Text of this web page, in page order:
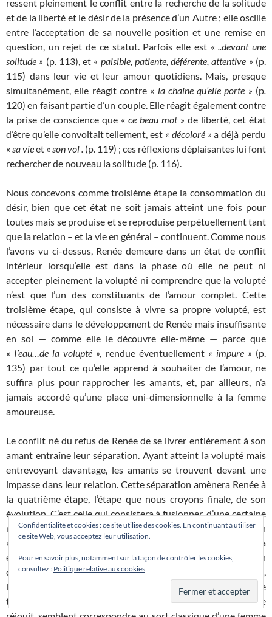
ressent pleinement le conflit entre la recherche de la solitude
et de la liberté et le désir de la présence d’un Autre ; elle oscille
entre l’acceptation de sa nouvelle position et une remise en
question, un rejet de ce statut. Parfois elle est «..devantune
solitude » (p. 113), et « paisible, patiente, déférente, attentive » (p.
115) dans leur vie et leur amour quotidiens. Mais, presque
simultanément, elle réagit contre « la chaine qu’elle porte » (p.
120) en faisant partie d’un couple. Elle réagit également contre
la prise de conscience que « ce beau mot » de liberté, cet état
d’être qu’elle convoitait tellement, est « décoloré »a déjà perdu
« sa vieet « son vol . (p. 119) ; ces réflexions déplaisantes lui font
rechercher de nouveau la solitude (p. 116).
Nous concevons comme troisième étape la consommation du
désir, bien que cet état ne soit jamais atteint une fois pour
toutes mais se produise et se reproduise perpétuellement tant
que la relation – et la vie en général – continuent. Comme nous
l’avons vu ci-dessus, Renée demeure dans un état de conflit
intérieur lorsqu’elle est dans la phase où elle ne peut ni
accepter pleinement la volupté ni comprendre que la volupté
n’est que l’un des constituants de l’amour complet. Cette
troisième étape, qui consiste à vivre sa propre volupté, est
nécessaire dans le développement de Renée mais insuffisante
en soi — comme elle le découvre elle-même — parce que
« I’eau…de la volupté », rendue éventuellement « impure » (p.
135) par tout ce qu’elle apprend à souhaiter de l’amour, ne
suffira plus pour rapprocher les amants, et, par ailleurs, n’a
jamais accordé qu’une place uni-dimensionnelle à la femme
amoureuse.
Le conflit né du refus de Renée de se livrer entièrement à son
amant entraîne leur séparation. Ayant atteint la volupté mais
entrevoyant davantage, les amants se trouvent devant une
impasse dans leur relation. Cette séparation amènera Renée à
la quatrième étape, l’étape que nous croyons finale, de son
évolution. C’est celle qui consistera à fusionner, d’une certaine
manière, avec son amant ; autrement dit, Jean devient son
« entrave » la limite de son univers, mais elle réussira
également à « entraver » son amant : parce qu’elle prend Jean
dans son intérieur, parce qu’elle l’intériorise, elle le possède,
l’entoure, le com-prend. Au premier abord, la «
place » qu’elle
trouve, ses limites et le fait d’être
« amarrée »,dont elle se
Confidentialité et cookies : ce site utilise des cookies. En continuant à utiliser
ce site Web, vous acceptez leur utilisation.
Pour en savoir plus, notamment sur la façon de contrôler les cookies,
consultez : Politique relative aux cookies